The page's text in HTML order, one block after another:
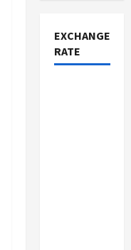
EXCHANGE
RATE